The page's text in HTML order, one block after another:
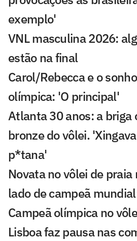
exemplo'
VNL masculina 2026:
estão na final
Carol/Rebecca e o
olímpica: 'O principal'
Atlanta 30 anos: a briga
bronze do vôlei.
p*tana'
Novata no vôlei de praia
lado de campeã
Campeã olímpica no
Lisboa faz pausa nas